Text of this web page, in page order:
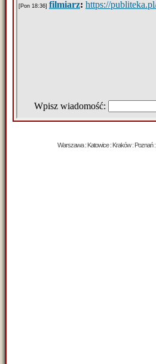
Warszawa : Katowice : Kraków : Poznań